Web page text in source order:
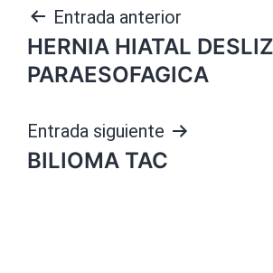
Navegación
de
Entrada anterior
HERNIA HIATAL
PARAESOFAGICA
Entrada siguiente
BILIOMA TAC